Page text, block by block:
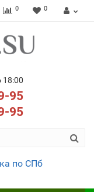
0 0
18:00
95
95
по СПб